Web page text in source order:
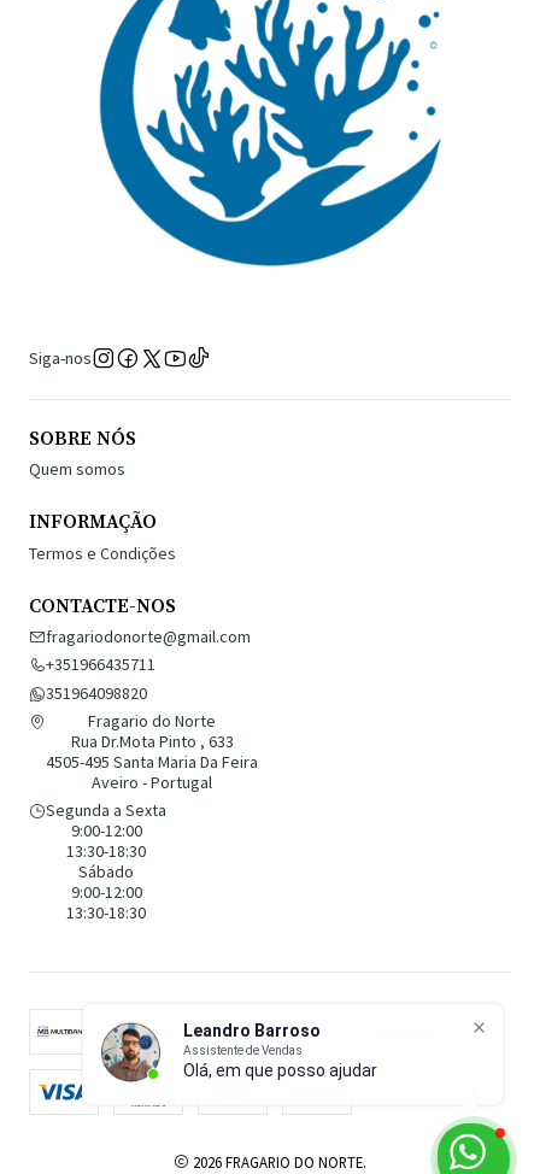
Leandro Barroso
Assistente de Vendas
Olá, em que posso ajudar?
Siga-nos
SOBRE NÓS
Quem somos
INFORMAÇÃO
Termos e Condições
CONTACTE-NOS
fragariodonorte@gmail.com
+351966435711
351964098820
Fragario do Norte
Rua Dr.Mota Pinto , 633
4505-495 Santa Maria Da Feira
Aveiro - Portugal
Segunda a Sexta
9:00-12:00
13:30-18:30
Sábado
9:00-12:00
13:30-18:30
2026 FRAGARIO DO NORTE.